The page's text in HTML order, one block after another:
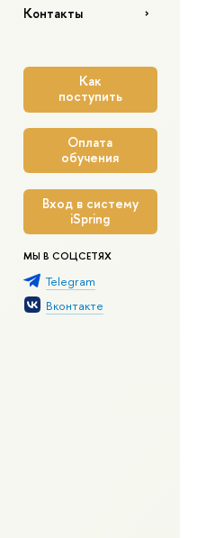
Контакты
Как
поступить
Оплата
обучения
Вход в систему
iSpring
МЫ В СОЦСЕТЯХ
Telegram
Вконтакте